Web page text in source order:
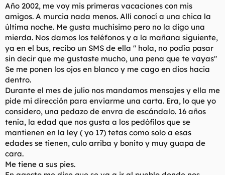
:
Año 2002, me voy mis primeras vacaciones con mis
amigos. A murcia nada menos. Allí conocí a una chica la
última noche. Me gusta muchísimo pero no la digo una
mierda. Nos damos los teléfonos y a la mañana siguiente,
ya en el bus, recibo un SMS de ella " hola, no podía pasar
sin decir que me gustaste mucho, una pena que te vayas"
Se me ponen los ojos en blanco y me cago en dios hacia
dentro.
Durante el mes de julio nos mandamos mensajes y ella me
pide mi dirección para enviarme una carta. Era, lo que yo
considero, una pedazo de envra de escándalo. 16 años
tenía, la edad que nos gusta a los pedófilos que se
mantienen en la ley ( yo 17) tetas como solo a esas
edades se tienen, culo arriba y bonito y muy guapa de
cara.
Me tiene a sus pies.